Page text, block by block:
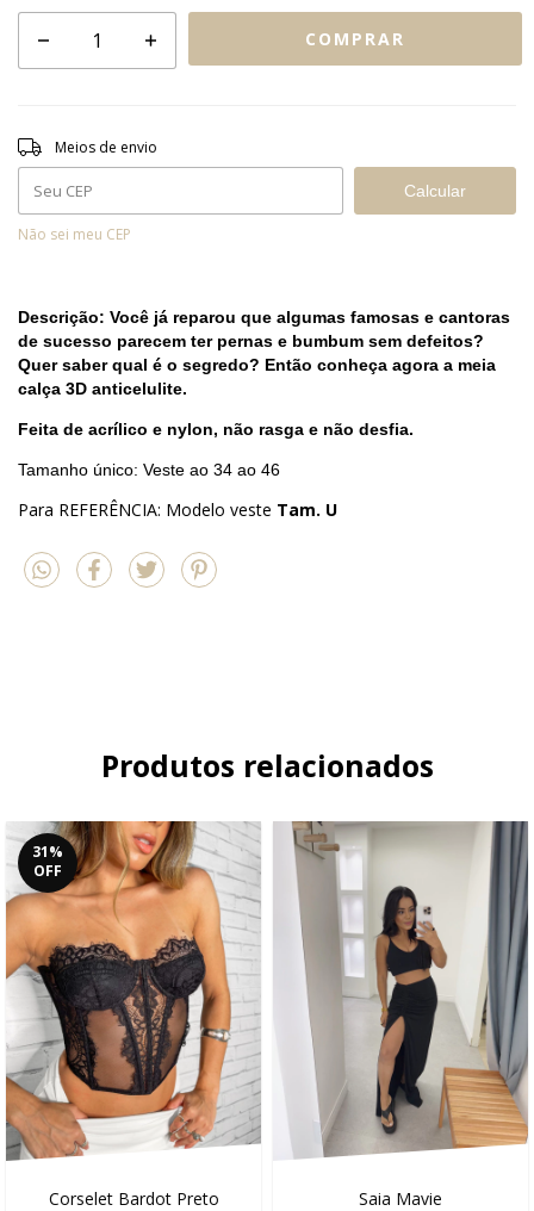
Entregas para o CEP:
Meios de envio
Calcular
Não sei meu CEP
Descrição: Você já reparou que algumas famosas e cantoras
de sucesso parecem ter pernas e bumbum sem defeitos?
Quer saber qual é o segredo? Então conheça agora a meia
calça 3D anticelulite.
Feita de acrílico e nylon, não rasga e não desfia.
Tamanho único: Veste ao 34 ao 46
Para REFERÊNCIA: Modelo veste Tam. U
Produtos relacionados
31%
OFF
Corselet Bardot Preto Saia Mavie